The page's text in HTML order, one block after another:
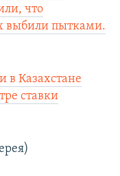
что
выбили пытками.
в Казахстане
ставки